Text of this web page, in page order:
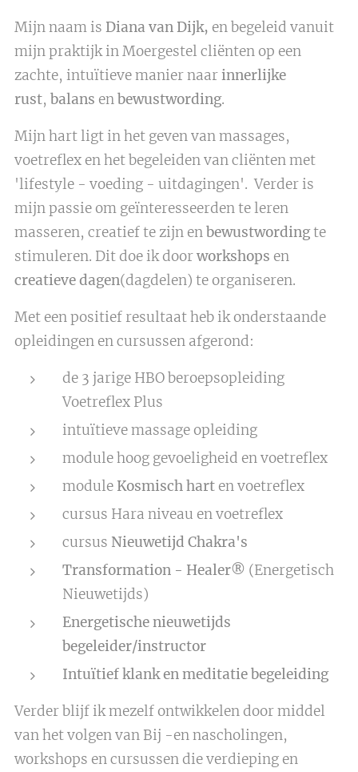
Mijn naam is Diana van Dijk, en begeleid vanuit
mijn praktijk in Moergestel cliënten op een
zachte, intuïtieve manier naarinnerlijke
rust, balans enbewustwording.
Mijn hart ligt in het geven van massages,
voetreflex en het begeleiden van cliënten met
'lifestyle - voeding - uitdagingen'. Verder is
mijn passie om geïnteresseerden te leren
masseren, creatiefte zijn enbewustwordingte
stimuleren. Dit doe ik doorworkshops en
creatieve dagen(dagdelen) te organiseren.
Met een positief resultaat heb ik onderstaande
opleidingen en cursussen afgerond:
de 3 jarige HBO beroepsopleiding
Voetreflex Plus
intuïtieve massage opleiding
module hoog gevoeligheid en voetreflex
module Kosmisch hart en voetreflex
cursus Hara niveau en voetreflex
cursus Nieuwetijd Chakra's
Transformation - Healer® (Energetisch
Nieuwetijds)
Energetische nieuwetijds
begeleider/instructor
Intuïtief klank en meditatie begeleiding
Verder blijf ik mezelf ontwikkelen door middel
van het volgen van Bij -en nascholingen,
workshops en cursussen die verdieping en